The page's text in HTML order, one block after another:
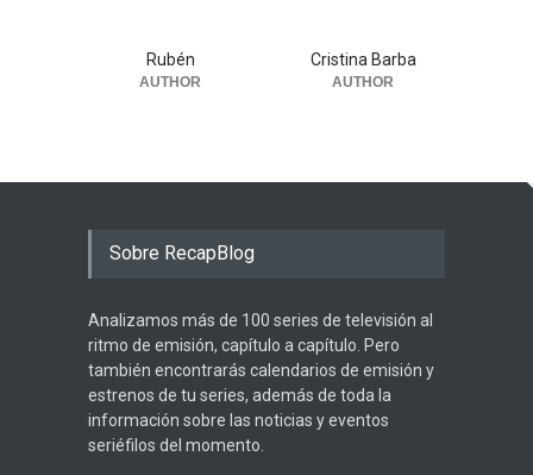
Rubén
AUTHOR
Cristina Barba
AUTHOR
Sobre RecapBlog
Analizamos más de 100 series de televisión al
ritmo de emisión, capítulo a capítulo. Pero
también encontrarás calendarios de emisión y
estrenos de tu series, además de toda la
información sobre las noticias y eventos
seriéfilos del momento.